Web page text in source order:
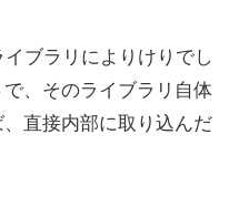
ブラリによりけりでし
、そのライブラリ自体
直接内部に取り込んだ